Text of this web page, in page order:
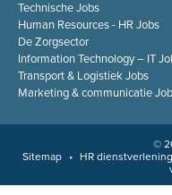
Technische Jobs
Human Resources - HR Jobs
De Zorgsector
Information Technology – IT
Transport & Logistiek Jobs
Marketing & communicatie
©
Sitemap
• HR dienstverlening